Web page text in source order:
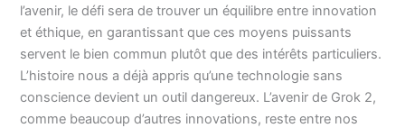
l’avenir, le défi sera de trouver un équilibre entre innovation
et éthique, en garantissant que ces moyens puissants
servent le bien commun plutôt que des intérêts particuliers.
L’histoire nous a déjà appris qu’une technologie sans
conscience devient un outil dangereux. L’avenir de Grok 2,
comme beaucoup d’autres innovations, reste entre nos